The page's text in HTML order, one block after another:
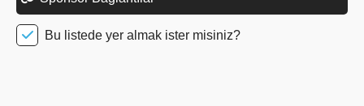
Bu listede yer almak ister misiniz?